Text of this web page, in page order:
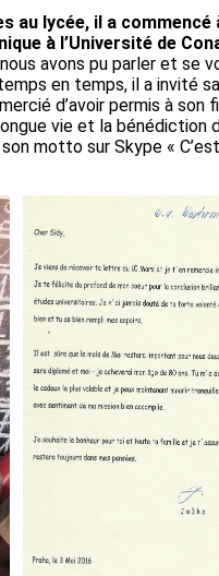
au lycée, il a commencé
à l’Université de
avons pu parler et se
en temps, il a invité
d’avoir permis à son
vie et la bénédiction
motto sur Skype «